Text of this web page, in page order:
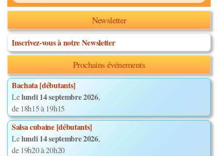
Newsletter
Inscrivez-vous à notre Newsletter
Prochains événements
Bachata [débutants]
Lelundi 14 septembre 2026,
de 18h15 à 19h15
Salsa cubaine [débutants]
Lelundi 14 septembre 2026,
de 19h20 à 20h20